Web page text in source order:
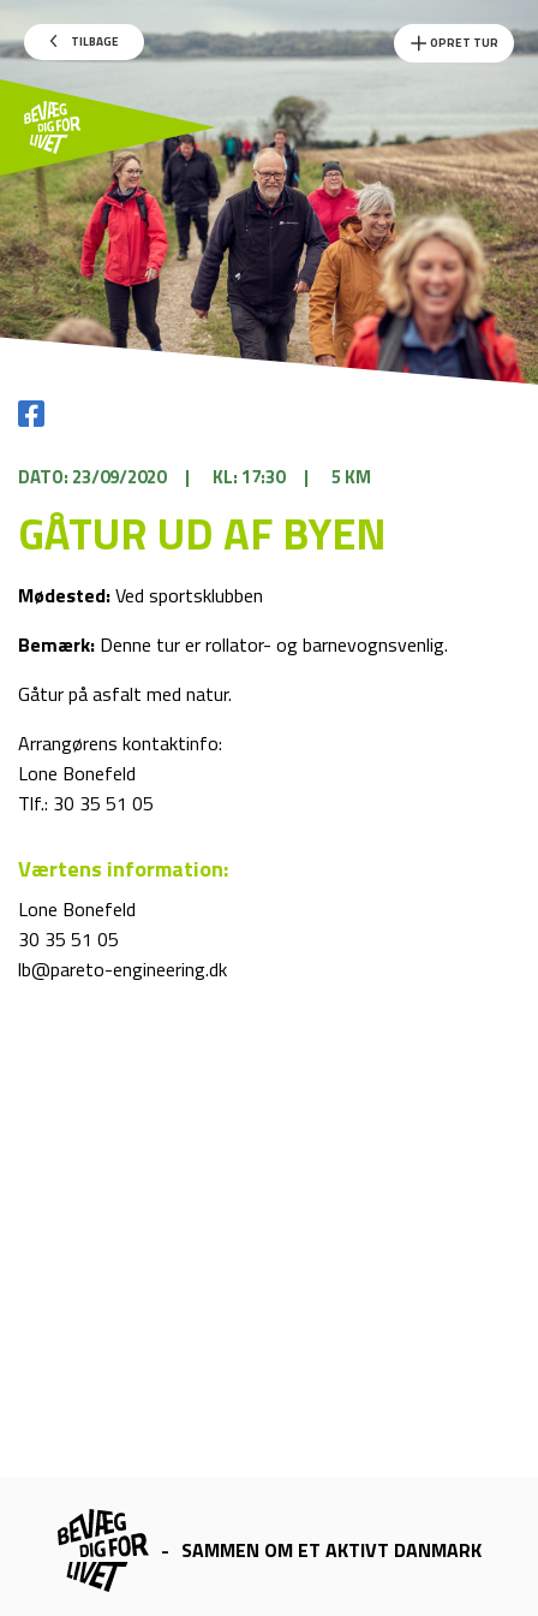
TILBAGE OPRET TUR
DATO: 23/09/2020 | KL: 17:30 | 5 KM
GÅTUR UD AF BYEN
Mødested:Ved sportsklubben
Bemærk: Denne tur er rollator- og barnevognsvenlig.
Gåtur på asfalt med natur.
Arrangørens kontaktinfo:
Lone Bonefeld
Tlf.: 30 35 51 05
Værtens information:
Lone Bonefeld
30 35 51 05
lb@pareto-engineering.dk
- SAMMEN OM ET AKTIVT DANMARK